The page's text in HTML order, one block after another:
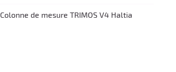
Colonne de mesure TRIMOS V4 Haltia